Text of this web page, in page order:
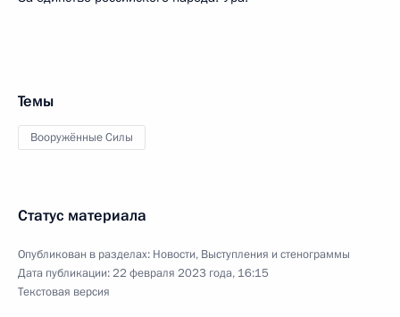
Темы
Вооружённые Силы
Статус материала
Опубликован в разделах: Новости, Выступления и стенограммы
Дата публикации:22 февраля 2023 года, 16:15
Текстовая версия